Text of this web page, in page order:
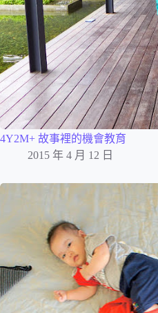
4Y2M+ 故事裡的機會教育
2015 年 4 月 12 日